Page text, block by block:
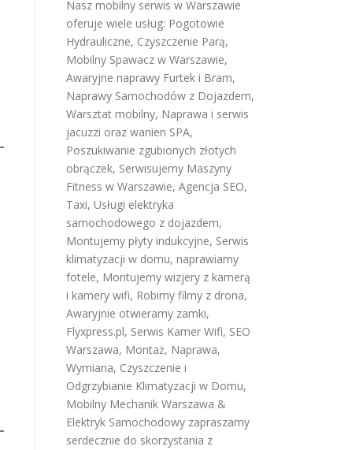
Nasz mobilny serwis w Warszawie
oferuje wiele usług: Pogotowie
Hydrauliczne, Czyszczenie Parą,
Mobilny Spawacz w Warszawie,
Awaryjne naprawy Furtek i Bram,
Naprawy Samochodów z Dojazdem,
Warsztat mobilny, Naprawa i serwis
jacuzzi oraz wanien SPA,
Poszukiwanie zgubionych złotych
obrączek, Serwisujemy Maszyny
Fitness w Warszawie, Agencja SEO,
Taxi, Usługi elektryka
samochodowego z dojazdem,
Montujemy płyty indukcyjne, Serwis
klimatyzacji w domu, naprawiamy
fotele, Montujemy wizjery z kamerą
i kamery wifi, Robimy filmy z drona,
Awaryjnie otwieramy zamki,
Flyxpress.pl, Serwis Kamer Wifi, SEO
Warszawa, Montaż, Naprawa,
Wymiana, Czyszczenie i
Odgrzybianie Klimatyzacji w Domu,
Mobilny Mechanik Warszawa &
Elektryk Samochodowy zapraszamy
serdecznie do skorzystania z